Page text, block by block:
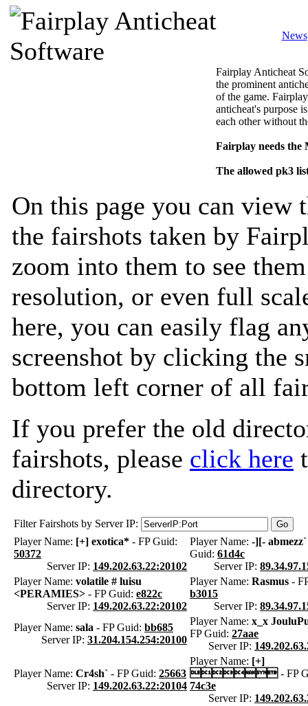
News
Fairplay Anticheat
the prominent
of the game.
anticheat's purpose
each other without
Fairplay needs
The allowed pk3
On this page you can view
the fairshots taken by
zoom into them to see
resolution, or even full
here, you can easily flag
screenshot by clicking the
bottom left corner of all
If you prefer the old
fairshots, please click here
directory.
Filter Fairshots by Server IP:
Player Name: [+] exotica* - FP Guid:
50372
Server IP: 149.202.63.22:20102
Player Name: -][- abmezz`
Guid: 61d4c
Server IP:
Player Name: volatile # luisu
<PERAMIES> - FP Guid: e822c
Server IP: 149.202.63.22:20102
Player Name: Rasmus -
b3015
Server IP:
Player Name: sala - FP Guid: bb685
Server IP: 31.204.154.254:20100
Player Name: x_x
FP Guid: 27aae
Server IP:
Player Name: Cr4sh` - FP Guid: 25663
Server IP: 149.202.63.22:20104
Player Name: [+]
- FP
74c3e
Server IP: